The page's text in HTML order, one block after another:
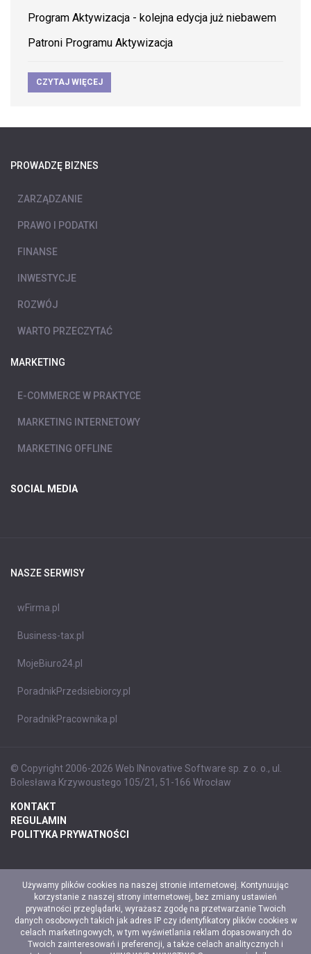
Program Aktywizacja - kolejna edycja już niebawem
Patroni Programu Aktywizacja
CZYTAJ WIĘCEJ
PROWADZĘ BIZNES
ZARZĄDZANIE
PRAWO I PODATKI
FINANSE
INWESTYCJE
ROZWÓJ
WARTO PRZECZYTAĆ
MARKETING
E-COMMERCE W PRAKTYCE
MARKETING INTERNETOWY
MARKETING OFFLINE
SOCIAL MEDIA
NASZE SERWISY
wFirma.pl
Business-tax.pl
MojeBiuro24.pl
PoradnikPrzedsiebiorcy.pl
PoradnikPracownika.pl
© Copyright 2006-2026 Web INnovative Software sp. z o. o., ul.
Bolesława Krzywoustego 105/21, 51-166 Wrocław
KONTAKT
REGULAMIN
POLITYKA PRYWATNOŚCI
Używamy plików cookies na naszej stronie internetowej. Kontynuując
korzystanie z naszej strony internetowej, bez zmiany ustawień
prywatności przeglądarki, wyrażasz zgodę na przetwarzanie Twoich
danych osobowych takich jak adres IP czy identyfikatory plików cookies w
celach marketingowych, w tym wyświetlania reklam dopasowanych do
Twoich zainteresowań i preferencji, a także celach analitycznych i